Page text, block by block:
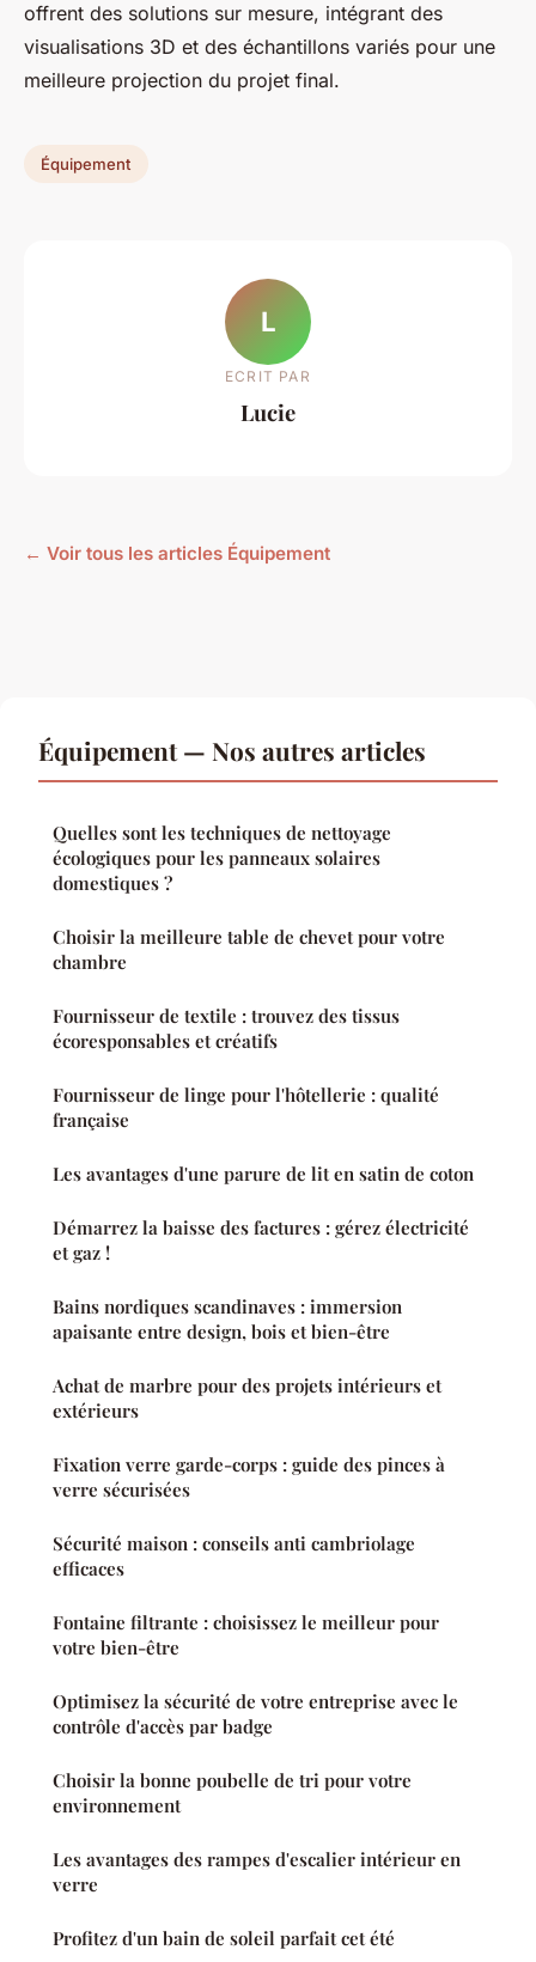
offrent des solutions sur mesure, intégrant des
visualisations 3D et des échantillons variés pour une
meilleure projection du projet final.
Équipement
L
ECRIT PAR
Lucie
← Voir tous les articles Équipement
Équipement — Nos autres articles
Quelles sont les techniques de nettoyage
écologiques pour les panneaux solaires
domestiques ?
Choisir la meilleure table de chevet pour votre
chambre
Fournisseur de textile : trouvez des tissus
écoresponsables et créatifs
Fournisseur de linge pour l'hôtellerie : qualité
française
Les avantages d'une parure de lit en satin de coton
Démarrez la baisse des factures : gérez électricité
et gaz !
Bains nordiques scandinaves : immersion
apaisante entre design, bois et bien-être
Achat de marbre pour des projets intérieurs et
extérieurs
Fixation verre garde-corps : guide des pinces à
verre sécurisées
Sécurité maison : conseils anti cambriolage
efficaces
Fontaine filtrante : choisissez le meilleur pour
votre bien-être
Optimisez la sécurité de votre entreprise avec le
contrôle d'accès par badge
Choisir la bonne poubelle de tri pour votre
environnement
Les avantages des rampes d'escalier intérieur en
verre
Profitez d'un bain de soleil parfait cet été